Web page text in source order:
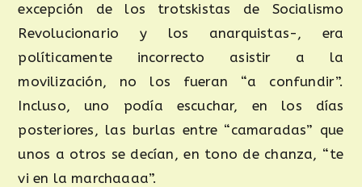
excepción de los trotskistas de Socialismo
Revolucionario y los anarquistas-, era
políticamente incorrecto asistir a la
movilización, no los fueran “a confundir”.
Incluso, uno podía escuchar, en los días
posteriores, las burlas entre “camaradas” que
unos a otros se decían, en tono de chanza, “te
vi en la marchaaaa”.